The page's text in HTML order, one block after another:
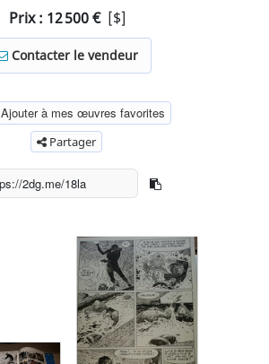
Prix : 12 500 [$]
Contacter le vendeur
Ajouter à mes œuvres favorites
Partager